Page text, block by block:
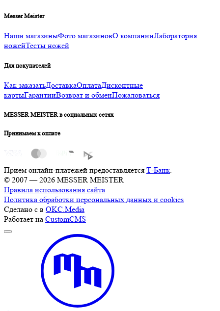
Messer Meister
Наши магазиныФото магазиновО компанииЛаборатория
ножейТесты ножей
Для покупателей
Как заказатьДоставкаОплатаДисконтные
картыГарантииВозврат и обменПожаловаться
MESSER MEISTER в социальных сетях
Принимаем к оплате
Прием онлайн-платежей предоставляется Т-Банк.
© 2007 — 2026 MESSER MEISTER
Правила использования сайта
Политика обработки персональных данных и cookies
Сделано с в OKC.Media
Работает на CustomCMS